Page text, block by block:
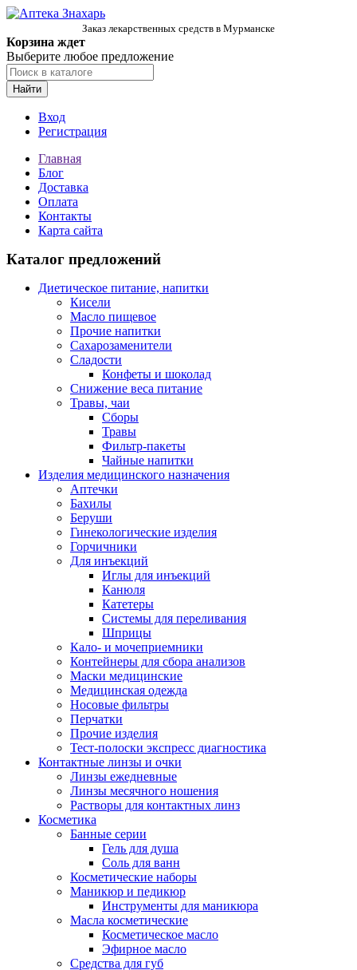
Заказ лекарственных средств в Мурманске
Корзина ждет
Выберите любое предложение
Найти
Вход
Регистрация
Главная
Блог
Доставка
Оплата
Контакты
Карта сайта
Каталог предложений
Диетическое питание, напитки
Кисели
Масло пищевое
Прочие напитки
Сахарозаменители
Сладости
Конфеты и шоколад
Снижение веса питание
Травы, чаи
Сборы
Травы
Фильтр-пакеты
Чайные напитки
Изделия медицинского назначения
Аптечки
Бахилы
Беруши
Гинекологические изделия
Горчичники
Для инъекций
Иглы для инъекций
Канюля
Катетеры
Системы для переливания
Шприцы
Кало- и мочеприемники
Контейнеры для сбора анализов
Маски медицинские
Медицинская одежда
Носовые фильтры
Перчатки
Прочие изделия
Тест-полоски экспресс диагностика
Контактные линзы и очки
Линзы ежедневные
Линзы месячного ношения
Растворы для контактных линз
Косметика
Банные серии
Гель для душа
Соль для ванн
Косметические наборы
Маникюр и педикюр
Инструменты для маникюра
Масла косметические
Косметическое масло
Эфирное масло
Средства для губ